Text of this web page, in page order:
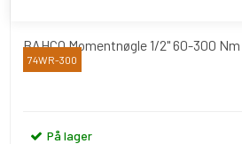
BAHCO Momentnøgle 1/2" 60-300 Nm
Bahco
74WR-300
På lager